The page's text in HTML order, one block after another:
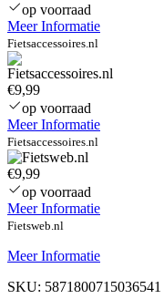
op voorraad
Meer Informatie
Fietsaccessoires.nl
€9,99
op voorraad
Meer Informatie
Fietsaccessoires.nl
€9,99
op voorraad
Meer Informatie
Fietsweb.nl
Meer Informatie
SKU: 5871800715036541